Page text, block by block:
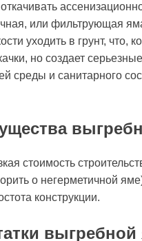
или фильтрующая
уходить в грунт, что,
но создает
среды и санитарного
стоимость
о негерметичной
конструкции.